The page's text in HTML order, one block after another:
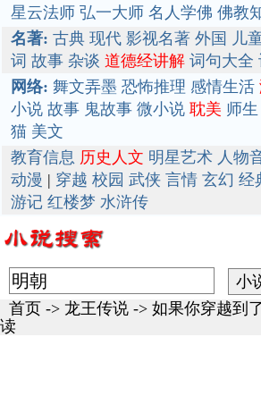
星云法师 弘一大师 名人学佛 佛教
名著: 古典 现代 影视名著 外国 儿
词 故事 杂谈 道德经讲解 词句大全
网络: 舞文弄墨 恐怖推理 感情生活
小说 故事 鬼故事 微小说 耽美 师生
猫 美文
教育信息 历史人文 明星艺术 人物
动漫 | 穿越 校园 武侠 言情 玄幻 经
游记 红楼梦 水浒传
首页 -> 龙王传说 -> 如果你穿越到
读